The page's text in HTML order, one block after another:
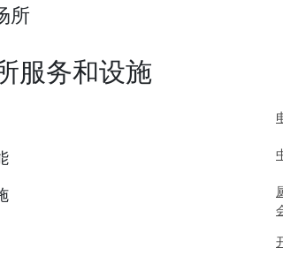
所
服务和设施